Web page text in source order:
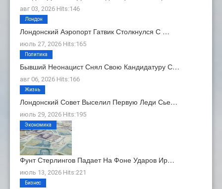
авг 03, 2026 Hits:146
Лондонский Аэропорт Гатвик Столкнулся С …
июль 27, 2026 Hits:165
Лондон
Бывший Неонацист Снял Свою Кандидатуру С…
авг 06, 2026 Hits:166
Политика
Лондонский Совет Выселил Первую Леди Сье…
июль 29, 2026 Hits:195
Жизнь
Фунт Стерлингов Падает На Фоне Ударов Ир…
июль 13, 2026 Hits:221
Экономика
Бизнес